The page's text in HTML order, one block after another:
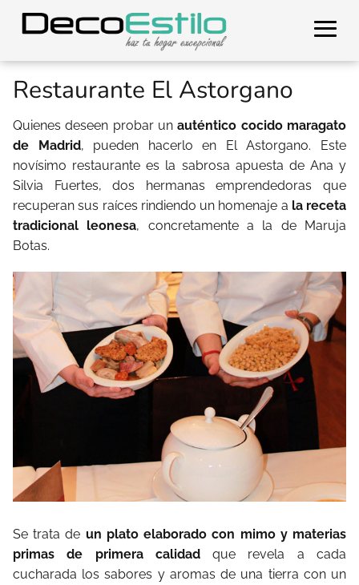
Restaurante El Astorgano
Quienes deseen probar unauténtico cocido maragato
de Madrid, pueden hacerlo en El Astorgano.
Este
novísimo restaurante es la sabrosa apuesta de Ana y
Silvia Fuertes, dos hermanas emprendedoras que
recuperan sus raíces rindiendo un homenaje a la receta
tradicional leonesa, concretamente a la de Maruja
Botas.
Se trata de un plato elaborado con mimo y materias
primas de primera calidadque revela a cada
cucharada los sabores y aromas de una tierra con un